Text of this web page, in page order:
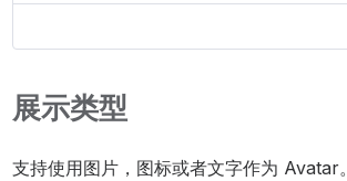
展示类型
支持使用图片，图标或者文字作为 Avatar。